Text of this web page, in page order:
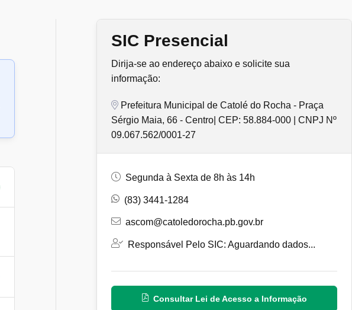
SIC Presencial
Dirija-se ao endereço abaixo e solicite sua
informação:
Prefeitura Municipal de Catolé do Rocha - Praça
Sérgio Maia, 66 - Centro| CEP: 58.884-000 | CNPJ Nº
09.067.562/0001-27
Segunda à Sexta de 8h às 14h
(83) 3441-1284
ascom@catoledorocha.pb.gov.br
Responsável Pelo SIC: Aguardando dados...
Consultar Lei de Acesso a Informação